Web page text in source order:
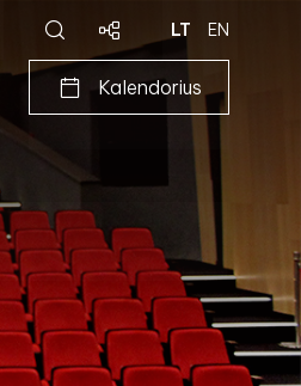
LT EN
Kalendorius